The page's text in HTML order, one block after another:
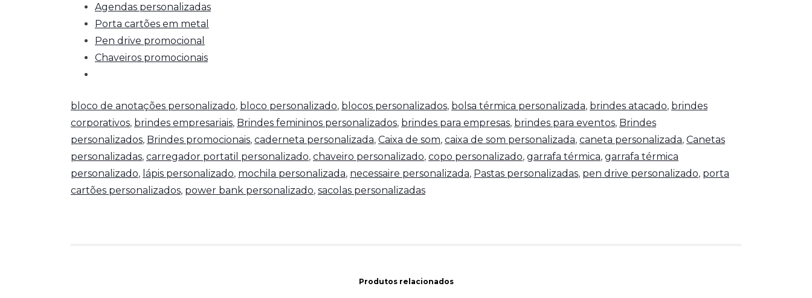
Agendas personalizadas
Porta cartões em metal
Pen drive promocional
Chaveiros promocionais
bloco de anotações personalizado, bloco personalizado, blocos personalizados, bolsa térmica personalizada, brindes atacado, brindes
corporativos, brindes empresariais, Brindes femininos personalizados, brindes para empresas, brindes para eventos, Brindes
personalizados, Brindes promocionais, caderneta personalizada, Caixa de som, caixa de som personalizada, caneta personalizada, Canetas
personalizadas, carregador portatil personalizado, chaveiro personalizado, copo personalizado, garrafa térmica, garrafa térmica
personalizado, lápis personalizado, mochila personalizada, necessaire personalizada, Pastas personalizadas, pen drive personalizado, porta
cartões personalizados, power bank personalizado, sacolas personalizadas
Produtos relacionados